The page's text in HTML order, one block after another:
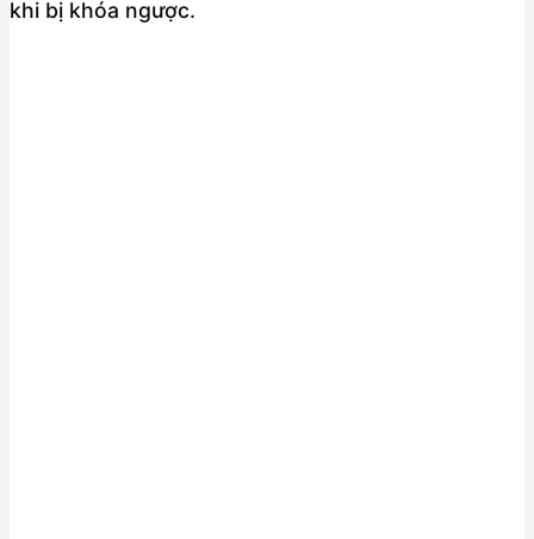
khi bị khóa ngược.